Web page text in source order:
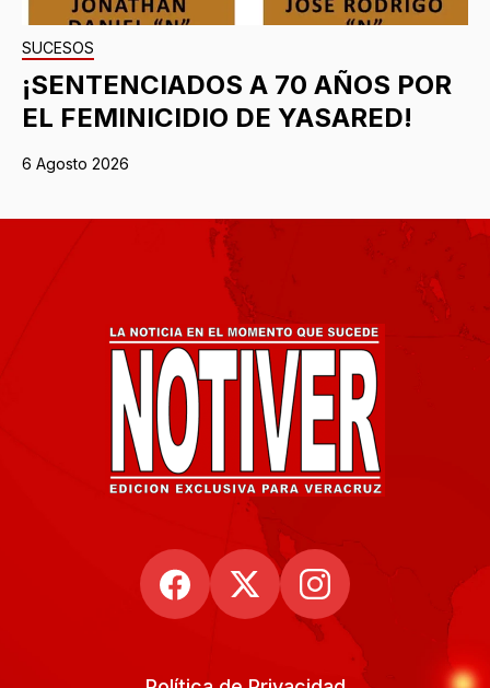
SUCESOS
¡SENTENCIADOS A 70 AÑOS POR
EL FEMINICIDIO DE YASARED!
6 Agosto 2026